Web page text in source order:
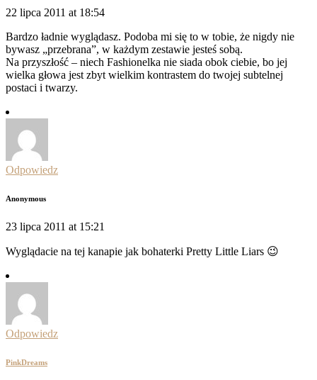
22 lipca 2011 at 18:54
Bardzo ładnie wyglądasz. Podoba mi się to w tobie, że nigdy nie
bywasz „przebrana”, w każdym zestawie jesteś sobą.
Na przyszłość – niech Fashionelka nie siada obok ciebie, bo jej
wielka głowa jest zbyt wielkim kontrastem do twojej subtelnej
postaci i twarzy.
Odpowiedz
Anonymous
23 lipca 2011 at 15:21
Wyglądacie na tej kanapie jak bohaterki Pretty Little Liars 😉
Odpowiedz
PinkDreams